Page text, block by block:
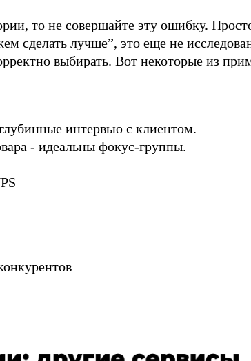
то не совершайте эту ошибку.
сделать лучше”, это еще не
выбирать. Вот некоторые из
интервью с клиентом.
- идеальны фокус-группы.